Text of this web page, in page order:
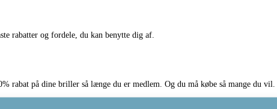
rabatter og fordele, du kan benytte dig af.
på dine briller så længe du er medlem. Og du må købe så mange du vil.